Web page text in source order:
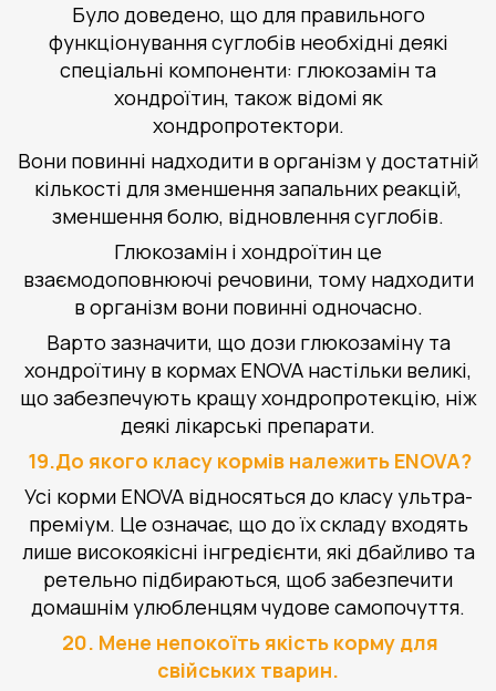
Було доведено, що для правильного
функціонування суглобів необхідні деякі
спеціальні компоненти: глюкозамін та
хондроїтин, також відомі як
хондропротектори.
Вони повинні надходити в організм у достатній
кількості для зменшення запальних реакцій,
зменшення болю, відновлення суглобів.
Глюкозамін і хондроїтин це
взаємодоповнюючі речовини, тому надходити
в організм вони повинні одночасно.
Варто зазначити, що дози глюкозаміну та
хондроїтину в кормах ENOVA настільки великі,
що забезпечують кращу хондропротекцію, ніж
деякі лікарські препарати.
19.До якого класу кормів належить ENOVA?
Усі корми ENOVA відносяться до класу ультра-
преміум. Це означає, що до їх складу входять
лише високоякісні інгредієнти, які дбайливо та
ретельно підбираються, щоб забезпечити
домашнім улюбленцям чудове самопочуття.
20. Мене непокоїть якість корму для
свійських тварин.